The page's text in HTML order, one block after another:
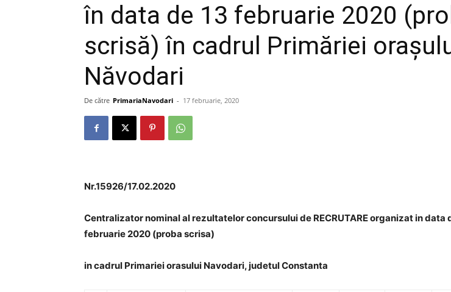
în data de 13 februarie 2020
scrisă) în cadrul Primăriei
Năvodari
De către PrimariaNavodari - 17 februarie, 2020
Nr.15926/17.02.2020
Centralizator nominal al rezultatelor concursului de RECRUTARE organizat in data
februarie 2020 (proba scrisa)
in cadrul Primariei orasului Navodari, judetul Constanta